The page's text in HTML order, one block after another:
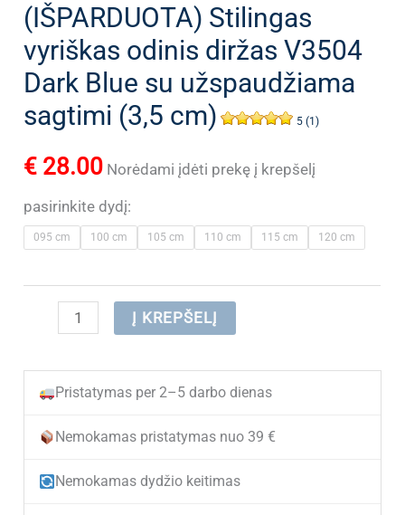
(IŠPARDUOTA) Stilingas
vyriškas odinis diržas V3504
Dark Blue su užspaudžiama
sagtimi (3,5 cm)
5 (1)
€ 28.00 Norėdami įdėti prekę į krepšelį
pasirinkite dydį:
095 cm 100 cm 105 cm 110 cm 115 cm 120 cm
produkto
(IŠPARDUOTA)
Stilingas
vyriškas
diržas
Į KREPŠELĮ
Pristatymas per 2–5 darbo dienas
Nemokamas pristatymas nuo 39 €
Nemokamas dydžio keitimas